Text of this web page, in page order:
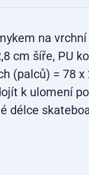
na
cm šíře, PU
(palců) = 78
k ulomení
délce